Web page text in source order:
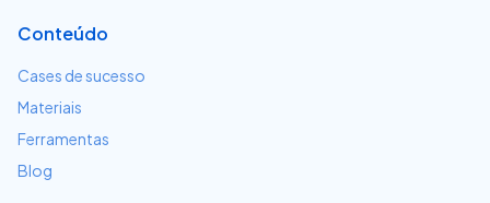
Conteúdo
Cases de sucesso
Materiais
Ferramentas
Blog